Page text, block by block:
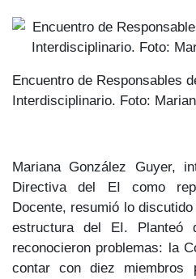
Encuentro de Responsables
Interdisciplinario. Foto:
Mariana González Guyer,
Directiva del EI como
Docente, resumió lo
estructura del EI.
reconocieron problemas: la
contar con diez